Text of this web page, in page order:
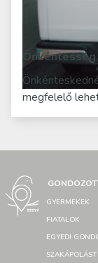
Önkéntesség
megfelelő
GYERMEKEK
FIATALOK
EGYEDI